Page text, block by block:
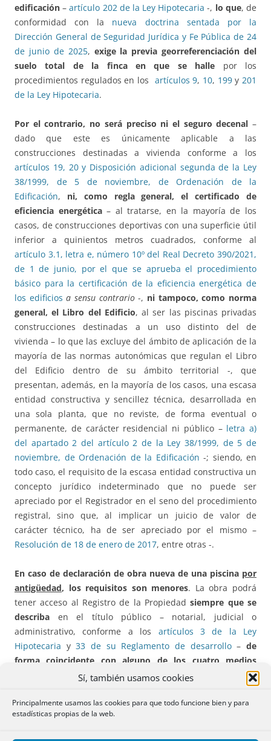
Sí, también usamos cookies
Principalmente usamos las cookies para que todo funcione bien y para
estadísticas propias de la web.
edificación –artículo 202 de la Ley Hipotecaria -, lo que, de
conformidad con la nueva doctrina sentada por la
Dirección General de Seguridad Jurídica y Fe Pública de 24
de junio de 2025, exige la previa georreferenciación del
suelo total de la finca en que se halle por los
procedimientos regulados en los artículos 9, 10, 199y201
de la Ley Hipotecaria.
Por el contrario, no será preciso ni el seguro decenal –
dado que este es únicamente aplicable a las
construcciones destinadas a vivienda conforme a los
artículos 19, 20 y Disposición adicional segunda de la Ley
38/1999, de 5 de noviembre, de Ordenación de la
Edificación, ni, como regla general, el certificado de
eficiencia energética– al tratarse, en la mayoría de los
casos, de construcciones deportivas con una superficie útil
inferior a quinientos metros cuadrados, conforme al
artículo 3.1, letra e, número 10º del Real Decreto 390/2021,
de 1 de junio, por el que se aprueba el procedimiento
básico para la certificación de la eficiencia energética de
los edificios a sensu contrario-, ni tampoco, como norma
general, el Libro del Edificio, al ser las piscinas privadas
construcciones destinadas a un uso distinto del de
vivienda – lo que las excluye del ámbito de aplicación de la
mayoría de las normas autonómicas que regulan el Libro
del Edificio dentro de su ámbito territorial -, que
presentan, además, en la mayoría de los casos, una escasa
entidad constructiva y sencillez técnica, desarrollada en
una sola planta, que no reviste, de forma eventual o
permanente, de carácter residencial ni público – letra a)
del apartado 2 del artículo 2 de la Ley 38/1999, de 5 de
noviembre, de Ordenación de la Edificación -; siendo, en
todo caso, el requisito de la escasa entidad constructiva un
concepto jurídico indeterminado que no puede ser
apreciado por el Registrador en el seno del procedimiento
registral, sino que, al implicar un juicio de valor de
carácter técnico, ha de ser apreciado por el mismo –
Resolución de 18 de enero de 2017, entre otras -.
En caso de declaración de obra nueva de una piscina por
antigüedad, los requisitos son menores. La obra podrá
tener acceso al Registro de la Propiedadsiempre que se
describa en el título público – notarial, judicial o
administrativo, conforme a los artículos 3 de la Ley
Hipotecaria y33 de su Reglamento de desarrollo–de
forma coincidente con alguno de los cuatro medios
prevenidos en la legislación urbanística estatal
para
, esto es, certificación
municipal, certificación de técnico competente, acta
notarial descriptiva de la finca o certificación catastral